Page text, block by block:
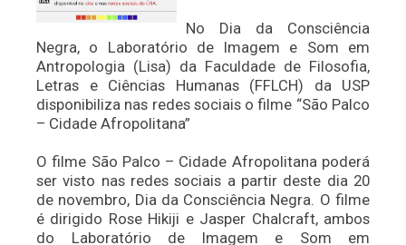
No Dia da Consciência
Negra, o Laboratório de Imagem e Som em
Antropologia (Lisa) da Faculdade de Filosofia,
Letras e Ciências Humanas (FFLCH) da USP
disponibiliza nas redes sociais o filme “São Palco
– Cidade Afropolitana”
O filme São Palco – Cidade Afropolitana poderá
ser visto nas redes sociais a partir deste dia 20
de novembro, Dia da Consciência Negra. O filme
é dirigido Rose Hikiji e Jasper Chalcraft, ambos
do Laboratório de Imagem e Som em